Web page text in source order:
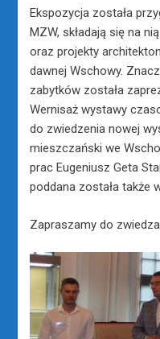
Ekspozycja została
MZW, składają się na
oraz projekty
dawnej Wschowy.
zabytków została
Wernisaż wystawy
do zwiedzenia nowej
mieszczański we
prac Eugeniusz Geta
poddana została także
Zapraszamy do